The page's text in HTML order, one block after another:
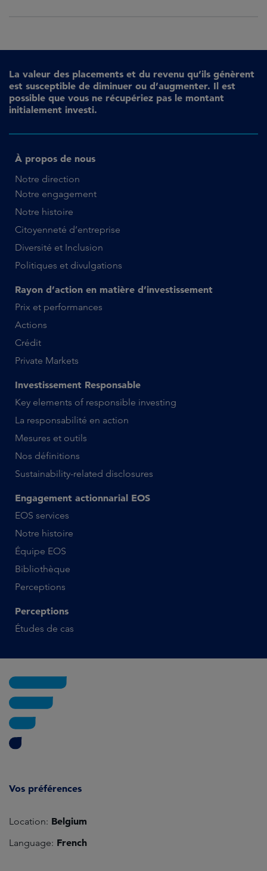
La valeur des placements et du revenu qu’ils génèrent
est susceptible de diminuer ou d’augmenter. Il est
possible que vous ne récupériez pas le montant
initialement investi.
À propos de nous
Notre direction
Notre engagement
Notre histoire
Citoyenneté d’entreprise
Diversité et Inclusion
Politiques et divulgations
Rayon d’action en matière d’investissement
Prix et performances
Actions
Crédit
Private Markets
Investissement Responsable
Key elements of responsible investing
La responsabilité en action
Mesures et outils
Nos définitions
Sustainability-related disclosures
Engagement actionnarial EOS
EOS services
Notre histoire
Équipe EOS
Bibliothèque
Perceptions
Perceptions
Études de cas
Vos préférences
Location: Belgium
Language: French